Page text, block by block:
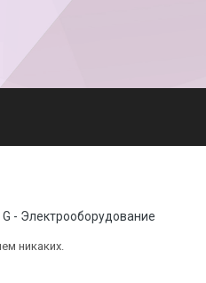
G - Электрооборудование
никаких.